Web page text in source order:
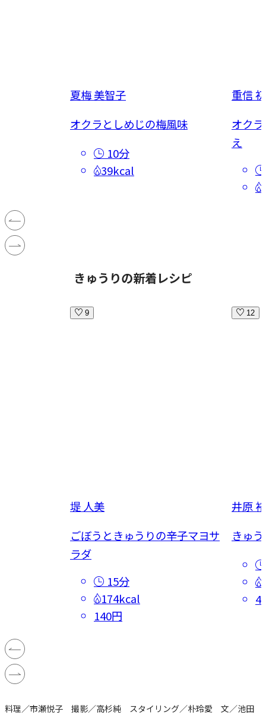
夏梅 美智子
オクラとしめじの梅風味
10分
39kcal
重信
オク
え
きゅうりの新着レシピ
9
堤 人美
ごぼうときゅうりの辛子マヨサ
ラダ
15分
174kcal
140円
12
井原
きゅ
料理／市瀬悦子 撮影／高杉純 スタイリング／朴玲愛 文／池田